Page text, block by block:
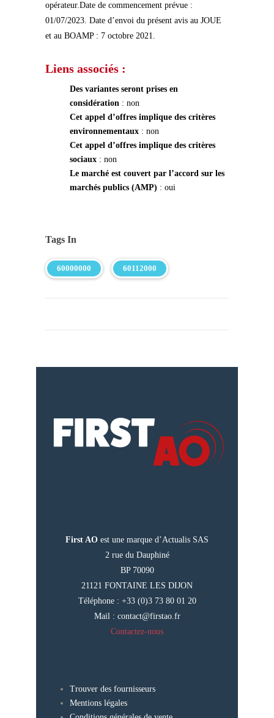
opérateur.Date de commencement prévue :
01/07/2023. Date d’envoi du présent avis au JOUE
et au BOAMP : 7 octobre 2021.
Liens associés :
Des variantes seront prises en
considération : non
Cet appel d’offres implique des critères
environnementaux : non
Cet appel d’offres implique des critères
sociaux : non
Le marché est couvert par l’accord sur les
marchés publics (AMP) : oui
Tags In
60000000 60112000
First AO est une marque d’Actualis SAS
2 rue du Dauphiné
BP 70090
21121 FONTAINE LES DIJON
Téléphone : +33 (0)3 73 80 01 20
Mail : contact@firstao.fr
Contactez-nous
Trouver des fournisseurs
Mentions légales